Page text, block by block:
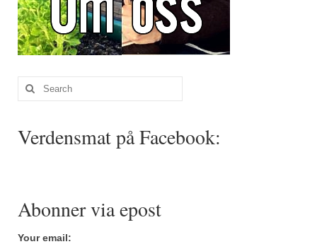
Krøderens husmannsmiks
Løpstikke
Massalé seychellois
Mirepoix
Norsk fjordkrydder
Search
for:
Verdensmat på Facebook:
Abonner via epost
Your email: